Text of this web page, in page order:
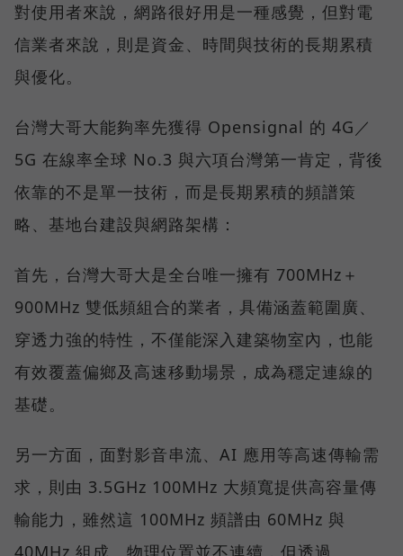
對使用者來說，網路很好用是一種感覺，但對電
信業者來說，則是資金、時間與技術的長期累積
與優化。
台灣大哥大能夠率先獲得 Opensignal 的 4G／
5G 在線率全球 No.3 與六項台灣第一肯定，背後
依靠的不是單一技術，而是長期累積的頻譜策
略、基地台建設與網路架構：
首先，台灣大哥大是全台唯一擁有 700MHz＋
900MHz 雙低頻組合的業者，具備涵蓋範圍廣、
穿透力強的特性，不僅能深入建築物室內，也能
有效覆蓋偏鄉及高速移動場景，成為穩定連線的
基礎。
另一方面，面對影音串流、AI 應用等高速傳輸需
求，則由 3.5GHz 100MHz 大頻寬提供高容量傳
輸能力，雖然這 100MHz 頻譜由 60MHz 與
40MHz 組成、物理位置並不連續，但透過